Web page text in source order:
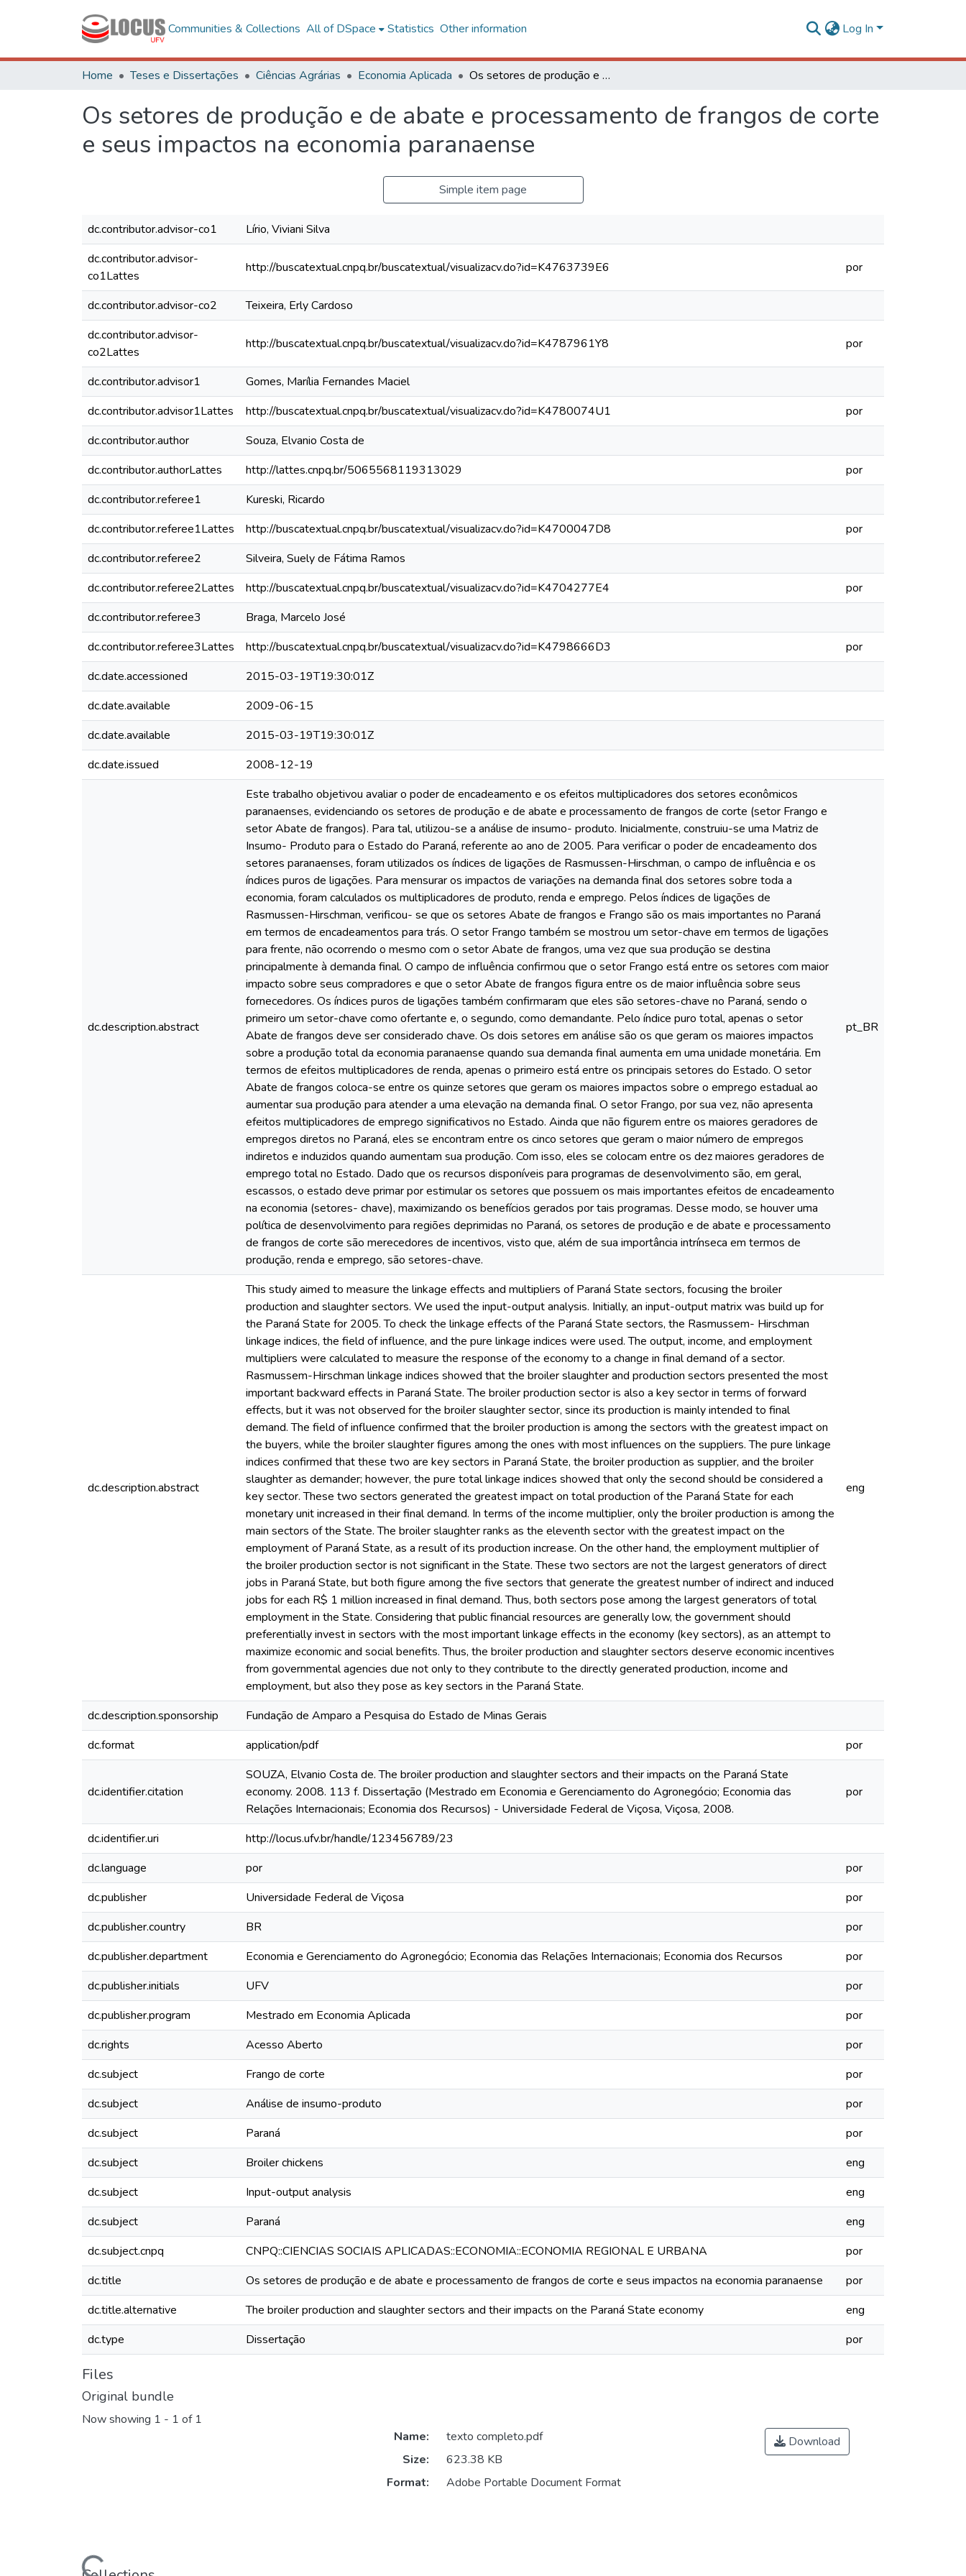
Communities & Collections All of DSpace Statistics Other information Log In
Home Teses e Dissertações Ciências Agrárias Economia Aplicada Os setores de produção e de abate e processamento de frangos de corte e seus impactos na economia paranaense
Os setores de produção e de abate e processamento de frangos de corte
e seus impactos na economia paranaense
Simple item page
dc.contributor.advisor-co1
Lírio, Viviani Silva
dc.contributor.advisor-
co1Lattes
http://buscatextual.cnpq.br/buscatextual/visualizacv.do?id=K4763739E6 por
dc.contributor.advisor-co2
Teixeira, Erly Cardoso
dc.contributor.advisor-
co2Lattes
http://buscatextual.cnpq.br/buscatextual/visualizacv.do?id=K4787961Y8 por
dc.contributor.advisor1
Gomes, Marília Fernandes Maciel
dc.contributor.advisor1Lattes
http://buscatextual.cnpq.br/buscatextual/visualizacv.do?id=K4780074U1
por
dc.contributor.author
Souza, Elvanio Costa de
dc.contributor.authorLattes
http://lattes.cnpq.br/5065568119313029
por
dc.contributor.referee1
Kureski, Ricardo
dc.contributor.referee1Lattes
http://buscatextual.cnpq.br/buscatextual/visualizacv.do?id=K4700047D8
por
dc.contributor.referee2
Silveira, Suely de Fátima Ramos
dc.contributor.referee2Lattes
http://buscatextual.cnpq.br/buscatextual/visualizacv.do?id=K4704277E4
por
dc.contributor.referee3
Braga, Marcelo José
dc.contributor.referee3Lattes
http://buscatextual.cnpq.br/buscatextual/visualizacv.do?id=K4798666D3
por
dc.date.accessioned
2015-03-19T19:30:01Z
dc.date.available
2009-06-15
dc.date.available
2015-03-19T19:30:01Z
dc.date.issued
2008-12-19
dc.description.abstract
Este trabalho objetivou avaliar o poder de encadeamento e os efeitos multiplicadores dos setores econômicos
paranaenses, evidenciando os setores de produção e de abate e processamento de frangos de corte (setor Frango e
setor Abate de frangos). Para tal, utilizou-se a análise de insumo- produto. Inicialmente, construiu-se uma Matriz de
Insumo- Produto para o Estado do Paraná, referente ao ano de 2005. Para verificar o poder de encadeamento dos
setores paranaenses, foram utilizados os índices de ligações de Rasmussen-Hirschman, o campo de influência e os
índices puros de ligações. Para mensurar os impactos de variações na demanda final dos setores sobre toda a
economia, foram calculados os multiplicadores de produto, renda e emprego. Pelos índices de ligações de
Rasmussen-Hirschman, verificou- se que os setores Abate de frangos e Frango são os mais importantes no Paraná
em termos de encadeamentos para trás. O setor Frango também se mostrou um setor-chave em termos de ligações
para frente, não ocorrendo o mesmo com o setor Abate de frangos, uma vez que sua produção se destina
principalmente à demanda final. O campo de influência confirmou que o setor Frango está entre os setores com maior
impacto sobre seus compradores e que o setor Abate de frangos figura entre os de maior influência sobre seus
fornecedores. Os índices puros de ligações também confirmaram que eles são setores-chave no Paraná, sendo o
primeiro um setor-chave como ofertante e, o segundo, como demandante. Pelo índice puro total, apenas o setor
Abate de frangos deve ser considerado chave. Os dois setores em análise são os que geram os maiores impactos
sobre a produção total da economia paranaense quando sua demanda final aumenta em uma unidade monetária. Em
termos de efeitos multiplicadores de renda, apenas o primeiro está entre os principais setores do Estado. O setor
Abate de frangos coloca-se entre os quinze setores que geram os maiores impactos sobre o emprego estadual ao
aumentar sua produção para atender a uma elevação na demanda final. O setor Frango, por sua vez, não apresenta
efeitos multiplicadores de emprego significativos no Estado. Ainda que não figurem entre os maiores geradores de
empregos diretos no Paraná, eles se encontram entre os cinco setores que geram o maior número de empregos
indiretos e induzidos quando aumentam sua produção. Com isso, eles se colocam entre os dez maiores geradores de
emprego total no Estado. Dado que os recursos disponíveis para programas de desenvolvimento são, em geral,
escassos, o estado deve primar por estimular os setores que possuem os mais importantes efeitos de encadeamento
na economia (setores- chave), maximizando os benefícios gerados por tais programas. Desse modo, se houver uma
política de desenvolvimento para regiões deprimidas no Paraná, os setores de produção e de abate e processamento
de frangos de corte são merecedores de incentivos, visto que, além de sua importância intrínseca em termos de
produção, renda e emprego, são setores-chave.
pt_BR
dc.description.abstract
This study aimed to measure the linkage effects and multipliers of Paraná State sectors, focusing the broiler
production and slaughter sectors. We used the input-output analysis. Initially, an input-output matrix was build up for
the Paraná State for 2005. To check the linkage effects of the Paraná State sectors, the Rasmussem- Hirschman
linkage indices, the field of influence, and the pure linkage indices were used. The output, income, and employment
multipliers were calculated to measure the response of the economy to a change in final demand of a sector.
Rasmussem-Hirschman linkage indices showed that the broiler slaughter and production sectors presented the most
important backward effects in Paraná State. The broiler production sector is also a key sector in terms of forward
effects, but it was not observed for the broiler slaughter sector, since its production is mainly intended to final
demand. The field of influence confirmed that the broiler production is among the sectors with the greatest impact on
the buyers, while the broiler slaughter figures among the ones with most influences on the suppliers. The pure linkage
indices confirmed that these two are key sectors in Paraná State, the broiler production as supplier, and the broiler
slaughter as demander; however, the pure total linkage indices showed that only the second should be considered a
key sector. These two sectors generated the greatest impact on total production of the Paraná State for each
monetary unit increased in their final demand. In terms of the income multiplier, only the broiler production is among the
main sectors of the State. The broiler slaughter ranks as the eleventh sector with the greatest impact on the
employment of Paraná State, as a result of its production increase. On the other hand, the employment multiplier of
the broiler production sector is not significant in the State. These two sectors are not the largest generators of direct
jobs in Paraná State, but both figure among the five sectors that generate the greatest number of indirect and induced
jobs for each R$ 1 million increased in final demand. Thus, both sectors pose among the largest generators of total
employment in the State. Considering that public financial resources are generally low, the government should
preferentially invest in sectors with the most important linkage effects in the economy (key sectors), as an attempt to
maximize economic and social benefits. Thus, the broiler production and slaughter sectors deserve economic incentives
from governmental agencies due not only to they contribute to the directly generated production, income and
employment, but also they pose as key sectors in the Paraná State.
eng
dc.description.sponsorship
Fundação de Amparo a Pesquisa do Estado de Minas Gerais
dc.format
application/pdf por
dc.identifier.citation
SOUZA, Elvanio Costa de. The broiler production and slaughter sectors and their impacts on the Paraná State
economy. 2008. 113 f. Dissertação (Mestrado em Economia e Gerenciamento do Agronegócio; Economia das
Relações Internacionais; Economia dos Recursos) - Universidade Federal de Viçosa, Viçosa, 2008.
por
dc.identifier.uri
http://locus.ufv.br/handle/123456789/23
dc.language
por
por
dc.publisher
Universidade Federal de Viçosa
por
dc.publisher.country
BR
por
dc.publisher.department
Economia e Gerenciamento do Agronegócio; Economia das Relações Internacionais; Economia dos Recursos
por
dc.publisher.initials
UFV
por
dc.publisher.program
Mestrado em Economia Aplicada
por
dc.rights
Acesso Aberto
por
dc.subject
Frango de corte
por
dc.subject
Análise de insumo-produto
por
dc.subject
Paraná
por
dc.subject
Broiler chickens
eng
dc.subject
Input-output analysis
eng
dc.subject
Paraná
eng
dc.subject.cnpq
CNPQ::CIENCIAS SOCIAIS APLICADAS::ECONOMIA::ECONOMIA REGIONAL E URBANA
por
dc.title
Os setores de produção e de abate e processamento de frangos de corte e seus impactos na economia paranaense
por
dc.title.alternative
The broiler production and slaughter sectors and their impacts on the Paraná State economy
eng
dc.type
Dissertação por
Files
Original bundle
Now showing 1 - 1 of 1
Name:
texto completo.pdf
Size:
623.38 KB
Format:
Adobe Portable Document Format
Download